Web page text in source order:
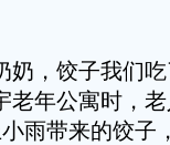
，饺子我们
老年公寓时，
雨带来的饺子